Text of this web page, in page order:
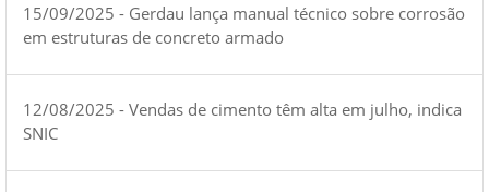
15/09/2025 - Gerdau lança manual técnico sobre corrosão
em estruturas de concreto armado
12/08/2025 - Vendas de cimento têm alta em julho, indica
SNIC